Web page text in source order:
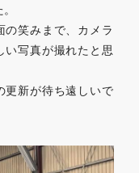
の笑みまで、カメラ
い写真が撮れたと思
更新が待ち遠しいで